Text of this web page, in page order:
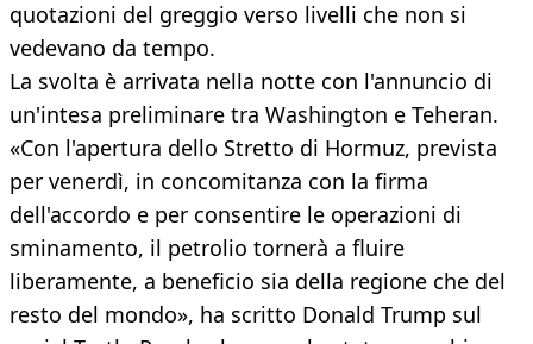
quotazioni del greggio verso livelli che non si
vedevano da tempo.
La svolta è arrivata nella notte con l'annuncio di
un'intesa preliminare tra Washington e Teheran.
«Con l'apertura dello Stretto di Hormuz, prevista
per venerdì, in concomitanza con la firma
dell'accordo e per consentire le operazioni di
sminamento, il petrolio tornerà a fluire
liberamente, a beneficio sia della regione che del
resto del mondo», ha scritto Donald Trump sul